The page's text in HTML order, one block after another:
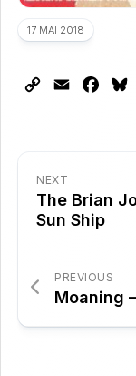
17 MAI 2018
Copy Email
NEXT
The Brian
Sun Ship
PREVIOUS
Moaning